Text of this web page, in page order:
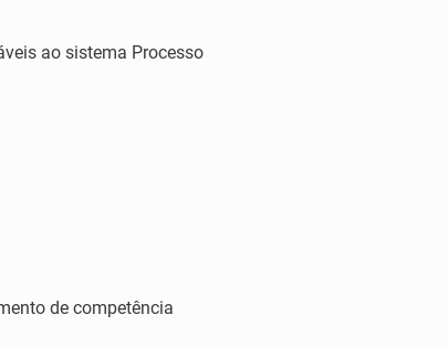
ao sistema Processo
de competência